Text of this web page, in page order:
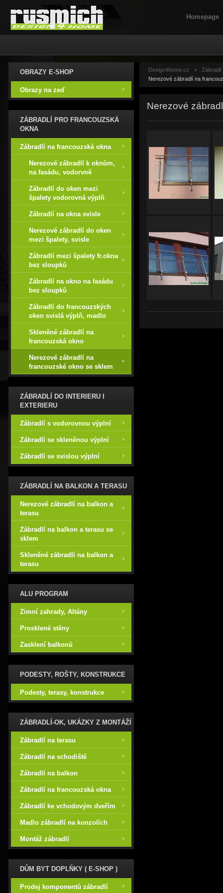
Homepage
OBRAZY E-SHOP
Obrazy na zeď
ZÁBRADLÍ PRO FRANCOUZSKÁ
OKNA
Zábradlí na francouzská okna
Nerezové zábradlí k oknům,
na fasádu, vodorvně
Zábradlí do oken mezi
špalety vodorovná výplň
Zábradlí na okna svisle
Nerezové zábradlí do oken
mezi špalety, svisle
Zábradlí mezi špalety fr.okna
bez sloupků
Zábradlí na okno na fasádu
bez sloupků
Zábradlí do francouzských
oken svislá výplň, madlo
Skleněné zábradlí na
francouzská okno
Nerezové zábradlí na
francouzské okno se sklem
ZÁBRADLÍ DO INTERIERU I
EXTERIERU
Zábradlí s vodorovnou výplní
Zábradlí se skleněnou výplní
Zábradlí se svislou výplní
ZÁBRADLÍ NA BALKON A TERASU
Nerezové zábradlí na balkon a
terasu
Zábradlí na balkon a terasu se
sklem
Skleněné zábradlí na balkon a
terasu
ALU PROGRAM
Zimní zahrady, Altány
Prosklené stěny
Zasklení balkonů
PODESTY, ROŠTY, KONSTRUKCE
Podesty, terasy, konstrukce
ZÁBRADLÍ-OK, UKÁZKY Z MONTÁŽÍ
Zábradlí na terasu
Zábradlí na schodiště
Zábradlí na balkon
Zábradlí na francouzská okna
Zábradlí ke vchodovým dveřím
Madlo zábradlí na konzolích
Montáž zábradlí
DŮM BYT DOPLŇKY ( E-SHOP )
Prodej komponentů zábradlí
Design4home.cz
Nerezové zábradlí na
Nerezové